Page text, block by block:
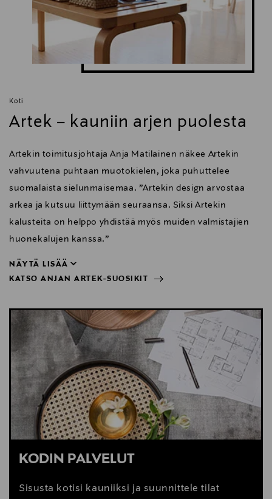
Koti
Artek – kauniin arjen puolesta
Artekin toimitusjohtaja Anja Matilainen näkee Artekin
vahvuutena puhtaan muotokielen, joka puhuttelee
suomalaista sielunmaisemaa. ”Artekin design arvostaa
arkea ja kutsuu liittymään seuraansa. Siksi Artekin
kalusteita on helppo yhdistää myös muiden valmistajien
huonekalujen kanssa.”
NÄYTÄ LISÄÄ
KATSO ANJAN ARTEK-SUOSIKIT
NÄYTÄ VÄHEMMÄN
KATSO ANJAN ARTEK-SUOSIKIT
KODIN PALVELUT
Sisusta kotisi kauniiksi ja suunnittele tilat